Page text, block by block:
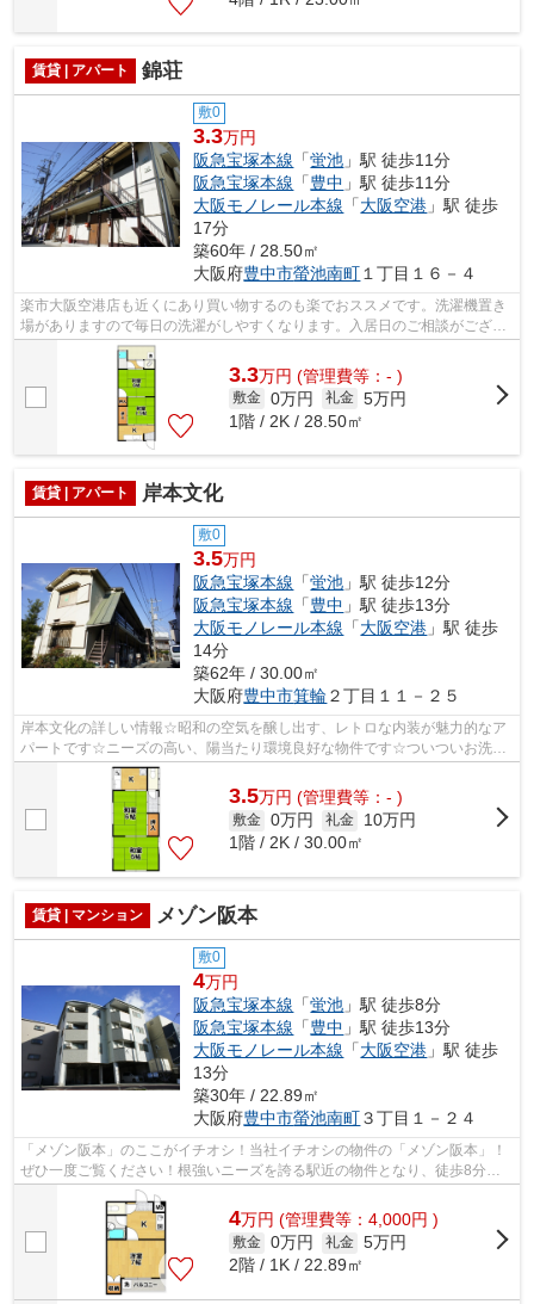
賃貸 | アパート 錦荘
敷0
3.3万円
阪急宝塚本線 「蛍池 」駅 徒歩11分
阪急宝塚本線 「豊中 」駅 徒歩11分
大阪モノレール本線 「大阪空港 」駅 徒歩
17分
築60年 / 28.50㎡
大阪府豊中市螢池南町 １丁目１６－４
楽市大阪空港店も近くにあり買い物するのも楽でおススメです。洗濯機置き
場がありますので毎日の洗濯がしやすくなります。入居日のご相談がござい
ましたら私たちにお任せ下さいね。2K...
3.3万円 (管理費等：- )
敷金 0万円 礼金 5万円
1階 / 2K / 28.50㎡
賃貸 | アパート 岸本文化
敷0
3.5万円
阪急宝塚本線 「蛍池 」駅 徒歩12分
阪急宝塚本線 「豊中 」駅 徒歩13分
大阪モノレール本線 「大阪空港 」駅 徒歩
14分
築62年 / 30.00㎡
大阪府豊中市箕輪 ２丁目１１－２５
岸本文化の詳しい情報☆昭和の空気を醸し出す、レトロな内装が魅力的なア
パートです☆ニーズの高い、陽当たり環境良好な物件です☆ついついお洗濯
したくなっちゃいますよ☆駅まで徒歩12分...
3.5万円 (管理費等：- )
敷金 0万円 礼金
10万円
1階 / 2K / 30.00㎡
賃貸 | マンション メゾン阪本
敷0
4万円
阪急宝塚本線 「蛍池 」駅 徒歩8分
阪急宝塚本線 「豊中 」駅 徒歩13分
大阪モノレール本線 「大阪空港 」駅 徒歩
13分
築30年 / 22.89㎡
大阪府豊中市螢池南町３丁目１－２４
「メゾン阪本」のここがイチオシ！当社イチオシの物件の「メゾン阪本」！
ぜひ一度ご覧ください！根強いニーズを誇る駅近の物件となり、徒歩8分に
駅があります！こちらはマンションタイ...
4万円 (管理費等：4,000円 )
敷金 0万円 礼金 5万円
2階 / 1K / 22.89㎡